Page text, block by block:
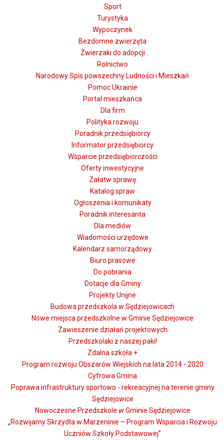
Sport
Turystyka
Wypoczynek
Bezdomne zwierzęta
Zwierzaki do adopcji
Rolnictwo
Narodowy Spis powszechny Ludności i Mieszkań
Pomoc Ukrainie
Portal mieszkańca
Dla firm
Polityka rozwoju
Poradnik przedsiębiorcy
Informator przedsiębiorcy
Wsparcie przedsiębiorczości
Oferty inwestycyjne
Załatw sprawę
Katalog spraw
Ogłoszenia i komunikaty
Poradnik interesanta
Dla mediów
Wiadomości urzędowe
Kalendarz samorządowy
Biuro prasowe
Do pobrania
Dotacje dla Gminy
Projekty Unijne
Budowa przedszkola w Sędziejowicach
Nowe miejsca przedszkolne w Gminie Sędziejowice
Zawieszenie działań projektowych
Przedszkolaki z naszej paki!
Zdalna szkoła +
Program rozwoju Obszarów Wiejskich na lata 2014 - 2020
Cyfrowa Gmina
Poprawa infrastruktury sportowo - rekreacyjnej na terenie gminy
Sędziejowice
Nowoczesne Przedszkole w Gminie Sędziejowice
„Rozwijamy Skrzydła w Marzeninie – Program Wsparcia i Rozwoju
Uczniów Szkoły Podstawowej”